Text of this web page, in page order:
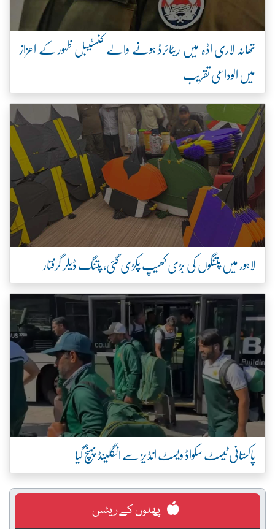
تھانہ لاری اڈہ میں ریٹائرڈ ہونے والے کنسٹیبل ظہور کے اعزاز
میں الوداعی تقریب
لاہور میں پتنگوں کی بڑی کھیپ پکڑی گئی، پتنگ ڈیلر گرفتار
پاکستانی ٹیسٹ سکواڈ ویسٹ انڈیز سے انگلینڈ پہنچ گیا
پھلوں کے ریٹس